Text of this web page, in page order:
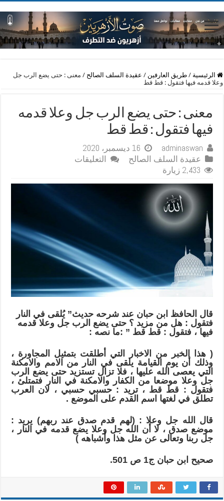
الرئيسية / طريق العارفين / عقيدة السلف الصالح / معنى : حتى يضع الرب جل
وعلا قدمه فيها فتقول : قط قط
معنى : حتى يضع الرب جل وعلا قدمه
فيها فتقول : قط قط
adminaswan
16 ديسمبر، 2020
عقيدة السلف الصالح
التعليقات
الرب
قدمه
فيها
فتقول
:
قط
مغلقة
2,433 زيارة
قال الحافظ ابن حبان عند شرحه حديث” يُلقى في النار
فتقول : هل من مزيد ؟ حتى يضع الرب جل وعلا قدمه
فيها ، فتقول : قط قط ” :ما نصه :
( هذا الخبر من الاخبار التي أطلقت بتمثيل المجاورة ،
وذلك أن يوم القيامة يلقى في النار من الامم والامكنة
التي يعصى الله عليها ، فلا تزال تستزيد حتى يضع الرب
جل وعلا موضعا من الكفار والامكنة في النار فتمتلئ ،
فتقول : قط قط ، تريد : حسبي حسبي ، لان العرب
تطلق في لغتها اسم القدم على الموضع .
قال الله جل وعلا : (لهم قدم صدق عند ربهم) يريد :
موضع صدق ، لا أن الله جل وعلا يضع قدمه في النار ،
جل ربنا وتعالى عن مثل هذا وأشباهه )
صحيح ابن حبان ج1 ص 501.